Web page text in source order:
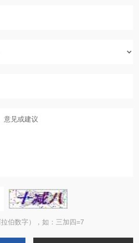
伯数字），如：三加四=7